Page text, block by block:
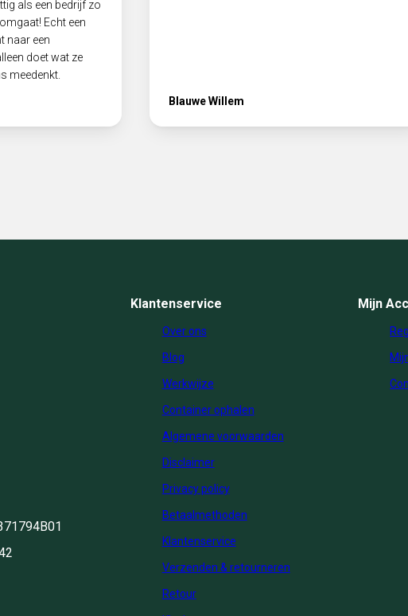
als een bedrijf zo
Echt een
naar een
doet wat ze
meedenkt.
Blauwe Willem
Klantenservice
Over ons
Blog
Werkwijze
Container ophalen
Algemene voorwaarden
Disclaimer
Privacy policy
Betaalmethoden
Klantenservice
Verzenden & retourneren
Retour
Mijn